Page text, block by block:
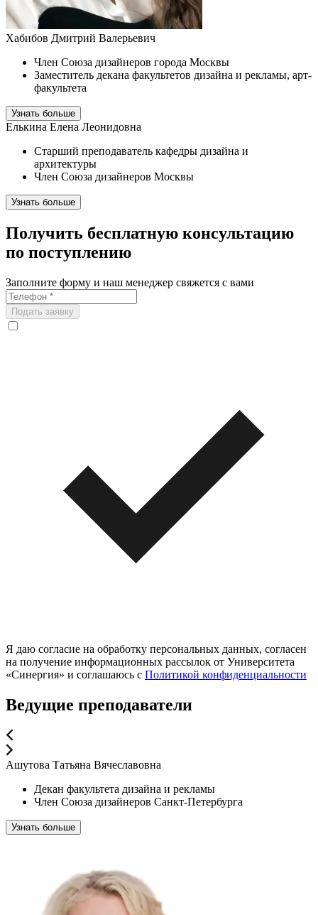
Хабибов Дмитрий Валерьевич
Член Союза дизайнеров города Москвы
Заместитель декана факультетов дизайна и рекламы, арт-
факультета
Узнать больше
Елькина Елена Леонидовна
Старший преподаватель кафедры дизайна и
архитектуры
Член Союза дизайнеров Москвы
Узнать больше
Получить бесплатную консультацию
по поступлению
Заполните форму и наш менеджер свяжется с вами
Подать заявку
Я даю согласие на обработку персональных данных, согласен
на получение информационных рассылок от Университета
«Синергия» и соглашаюсь c Политикой конфиденциальности
Ведущие преподаватели
Ашутова Татьяна Вячеславовна
Декан факультета дизайна и рекламы
Член Союза дизайнеров Санкт-Петербурга
Узнать больше